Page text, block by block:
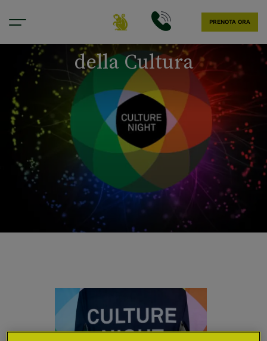
PRENOTA ORA
Hotel vicino alla Notte
della Cultura